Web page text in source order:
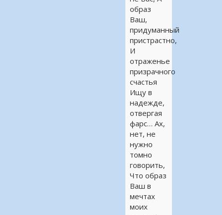
образ
Ваш,
придуманный
пристрастно,
И
отраженье
призрачного
счастья
Ищу в
надежде,
отвергая
фарс… Ах,
нет, не
нужно
томно
говорить,
Что образ
Ваш в
мечтах
моих